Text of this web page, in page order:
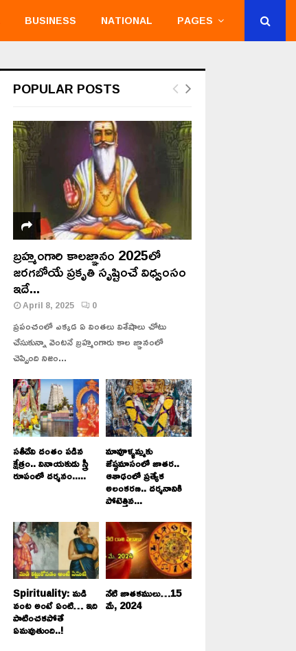
BUSINESS NATIONAL PAGES
POPULAR POSTS
బ్రహ్మంగారి కాలజ్ఞానం 2025లో
జరగబోయే ప్రకృతి సృష్టించే విధ్వంసం
ఇదే...
April 8, 2025 0
ప్రపంచంలో ఎక్కడ ఏ వింతలు విశేషాలు చోటు
చేసుకున్నా వెంటనే బ్రహ్మంగారు కాల జ్ఞానంలో
చెప్పింది నిజం...
సతీదేవి దంతం పడిన
క్షేత్రం.. వినాయకుడు స్త్రీ
రూపంలో దర్శనం.....
మావూళ్ళమ్మకు
జేష్ఠమాసంలో జాతర..
ఆశాఢంలో ప్రత్యేక
అలంకరణ.. దర్శనానికి
పోటెత్తిన...
Spirituality: మడి
వంట అంటే ఏంటి… ఇది
పాటించకపోతే
ఏమవుతుంది..!
నేటి జాతకములు…15
మే, 2024